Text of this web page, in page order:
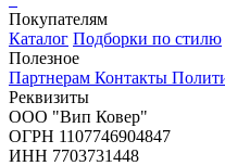
Покупателям
Каталог Подборки по стилю
Полезное
Партнерам Контакты
Реквизиты
ООО "Вип Ковер"
ОГРН 1107746904847
ИНН 7703731448